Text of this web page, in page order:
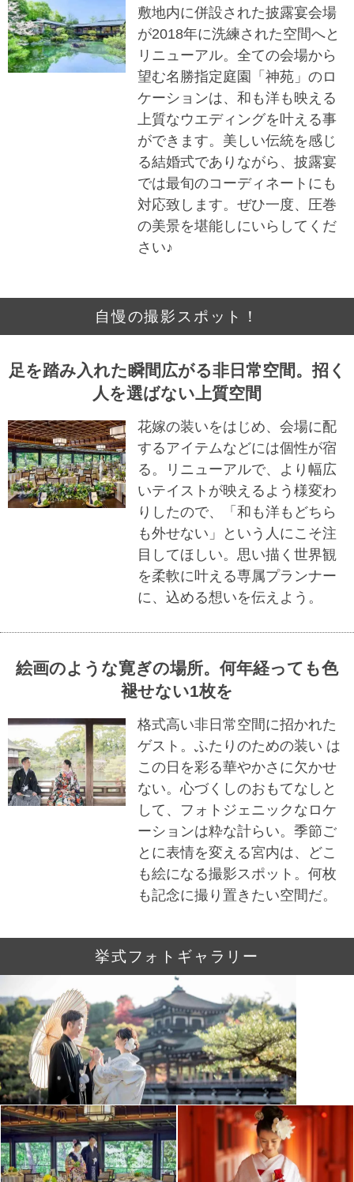
敷地内に併設された披露宴会場
が2018年に洗練された空間へと
リニューアル。全ての会場から
望む名勝指定庭園「神苑」のロ
ケーションは、和も洋も映える
上質なウエディングを叶える事
ができます。美しい伝統を感じ
る結婚式でありながら、披露宴
では最旬のコーディネートにも
対応致します。ぜひ一度、圧巻
の美景を堪能しにいらしてくだ
さい♪
自慢の撮影スポット！
足を踏み入れた瞬間広がる非日常空間。招く
人を選ばない上質空間
花嫁の装いをはじめ、会場に配
するアイテムなどには個性が宿
る。リニューアルで、より幅広
いテイストが映えるよう様変わ
りしたので、「和も洋もどちら
も外せない」という人にこそ注
目してほしい。思い描く世界観
を柔軟に叶える専属プランナー
に、込める想いを伝えよう。
絵画のような寛ぎの場所。何年経っても色
褪せない1枚を
格式高い非日常空間に招かれた
ゲスト。ふたりのための装い は
この日を彩る華やかさに欠かせ
ない。心づくしのおもてなしと
して、フォトジェニックなロケ
ーションは粋な計らい。季節ご
とに表情を変える宮内は、どこ
も絵になる撮影スポット。何枚
も記念に撮り置きたい空間だ。
挙式フォトギャラリー